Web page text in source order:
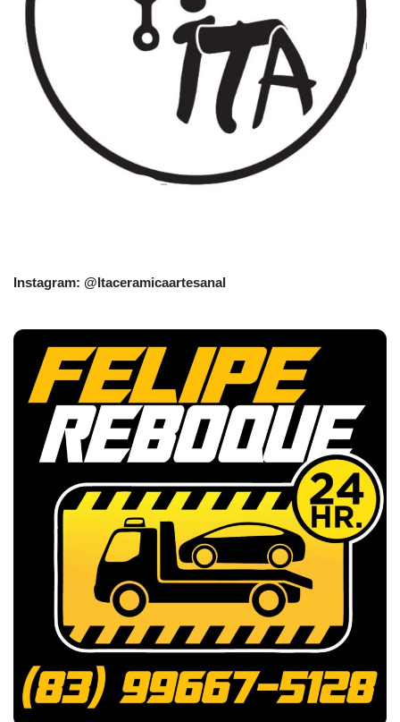
Instagram: @Itaceramicaartesanal